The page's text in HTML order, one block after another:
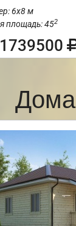
6х8 м
площадь: 452